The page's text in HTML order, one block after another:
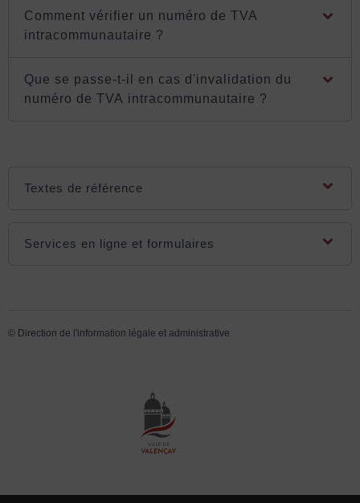
Comment vérifier un numéro de TVA
intracommunautaire ?
Que se passe-t-il en cas d'invalidation du
numéro de TVA intracommunautaire ?
Textes de référence
Services en ligne et formulaires
© Direction de l'information légale et administrative